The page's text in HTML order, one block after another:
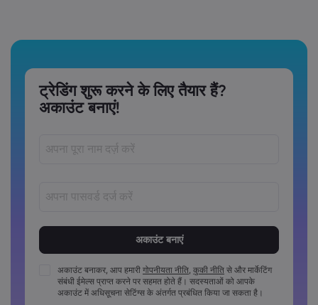
ट्रेडिंग शुरू करने के लिए तैयार हैं?
अकाउंट बनाएं!
पासवर्डों में कम से कम 1 अपरकेस कैरेक्टर अवश्य होना चाहिए
पासवर्डों में कम से कम 1 लोअरकेस कैरेक्टर अवश्य होना चाहिए
अकाउंट बनाकर, आप हमारी गोपनीयता नीति, कुकी नीति से और मार्केटिंग
संबंधी ईमेल्स प्राप्त करने पर सहमत होते हैं। सदस्यताओं को आपके
अकाउंट में अधिसूचना सेटिंग्स के अंतर्गत प्रबंधित किया जा सकता है।